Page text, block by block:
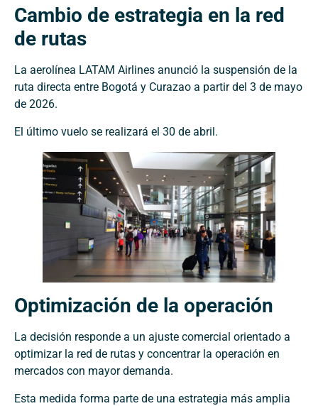
Cambio de estrategia en la red
de rutas
La aerolínea LATAM Airlines anunció la suspensión de la
ruta directa entre Bogotá y Curazao a partir del 3 de mayo
de 2026.
El último vuelo se realizará el 30 de abril.
Optimización de la operación
La decisión responde a un ajuste comercial orientado a
optimizar la red de rutas y concentrar la operación en
mercados con mayor demanda.
Esta medida forma parte de una estrategia más amplia